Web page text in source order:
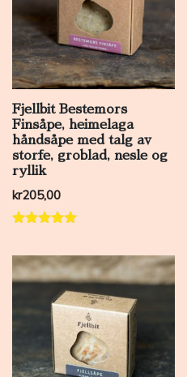
Fjellbit Bestemors
Finsåpe, heimelaga
håndsåpe med talg av
storfe, groblad, nesle og
ryllik
kr205,00
av 5